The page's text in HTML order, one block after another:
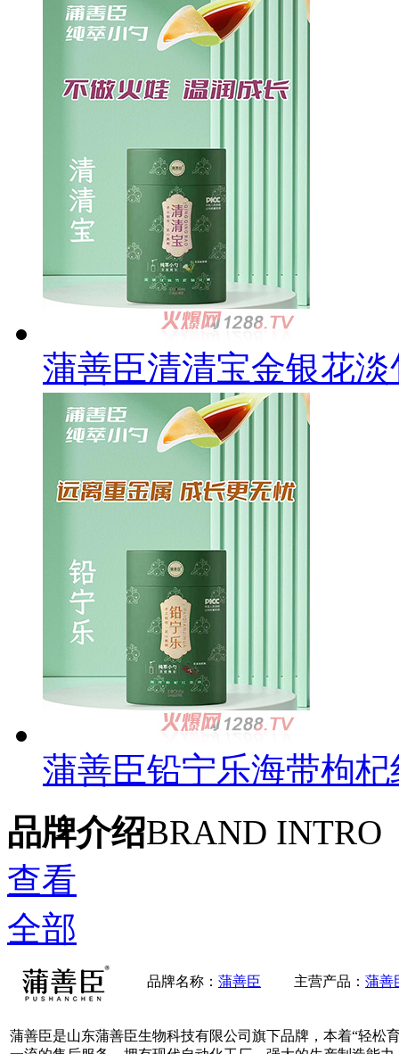
蒲善臣清清宝金银花
蒲善臣铅宁乐海带枸
品牌介绍BRAND INTRO
查看
全部
品牌名称： 蒲善臣 主营产品： 蒲善
蒲善臣是山东蒲善臣生物科技有限公司旗下品牌，本着“轻松